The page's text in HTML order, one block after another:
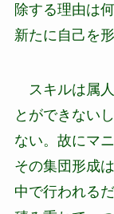
除する理由は
新たに自己を
スキルは属人
とができない
ない。故にマ
その集団形成
中で行われる